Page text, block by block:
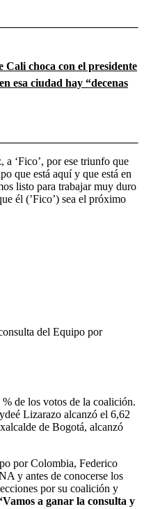
Cali choca con el presidente
esa ciudad hay “decenas
‘Fico’, por ese triunfo que
que está aquí y que está en
listo para trabajar muy duro
él (’Fico’) sea el próximo
del Equipo por
de los votos de la coalición.
Lizarazo alcanzó el 6,62
de Bogotá, alcanzó
por Colombia, Federico
y antes de conocerse los
por su coalición y
a ganar la consulta y